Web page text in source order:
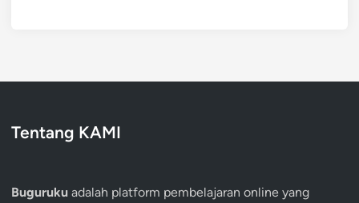
Tentang KAMI
Buguruku adalah platform pembelajaran online yang